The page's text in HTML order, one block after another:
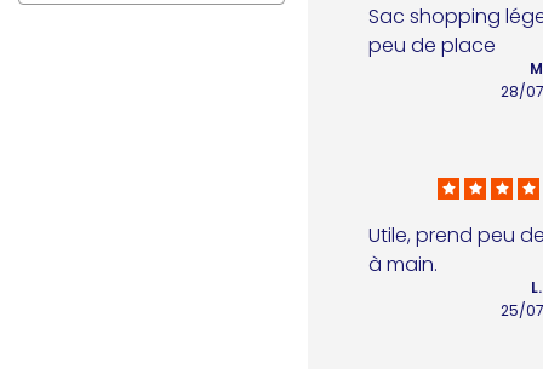
Sac shopping
peu de place
28/
Utile, prend peu
à main.
25/